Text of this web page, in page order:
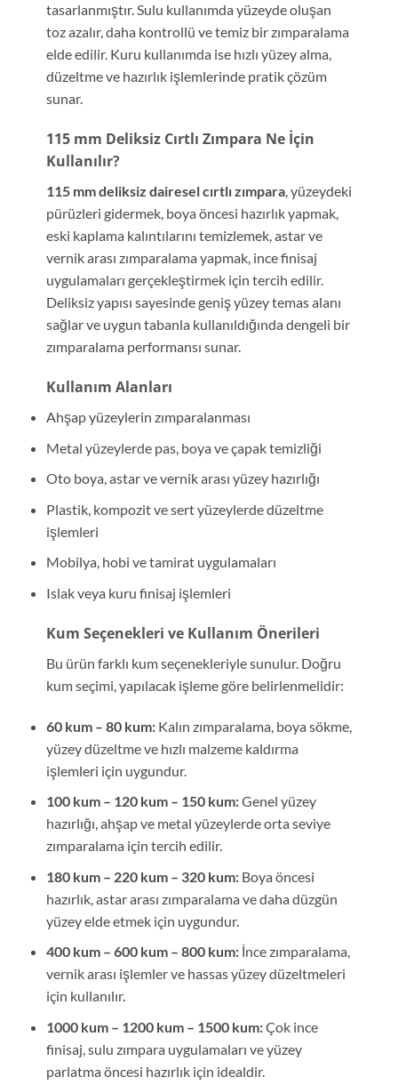
tasarlanmıştır. Sulu kullanımda yüzeyde oluşan
toz azalır, daha kontrollü ve temiz bir zımparalama
elde edilir. Kuru kullanımda ise hızlı yüzey alma,
düzeltme ve hazırlık işlemlerinde pratik çözüm
sunar.
115 mm Deliksiz Cırtlı Zımpara Ne İçin
Kullanılır?
115 mm deliksiz dairesel cırtlı zımpara, yüzeydeki
pürüzleri gidermek, boya öncesi hazırlık yapmak,
eski kaplama kalıntılarını temizlemek, astar ve
vernik arası zımparalama yapmak, ince finisaj
uygulamaları gerçekleştirmek için tercih edilir.
Deliksiz yapısı sayesinde geniş yüzey temas alanı
sağlar ve uygun tabanla kullanıldığında dengeli bir
zımparalama performansı sunar.
Kullanım Alanları
Ahşap yüzeylerin zımparalanması
Metal yüzeylerde pas, boya ve çapak temizliği
Oto boya, astar ve vernik arası yüzey hazırlığı
Plastik, kompozit ve sert yüzeylerde düzeltme
işlemleri
Mobilya, hobi ve tamirat uygulamaları
Islak veya kuru finisaj işlemleri
Kum Seçenekleri ve Kullanım Önerileri
Bu ürün farklı kum seçenekleriyle sunulur. Doğru
kum seçimi, yapılacak işleme göre belirlenmelidir:
60 kum – 80 kum:Kalın zımparalama, boya sökme,
yüzey düzeltme ve hızlı malzeme kaldırma
işlemleri için uygundur.
100 kum – 120 kum – 150 kum:Genel yüzey
hazırlığı, ahşap ve metal yüzeylerde orta seviye
zımparalama için tercih edilir.
180 kum – 220 kum – 320 kum:Boya öncesi
hazırlık, astar arası zımparalama ve daha düzgün
yüzey elde etmek için uygundur.
400 kum – 600 kum – 800 kum:İnce zımparalama,
vernik arası işlemler ve hassas yüzey düzeltmeleri
için kullanılır.
1000 kum – 1200 kum – 1500 kum:Çok ince
finisaj, sulu zımpara uygulamaları ve yüzey
parlatma öncesi hazırlık için idealdir.